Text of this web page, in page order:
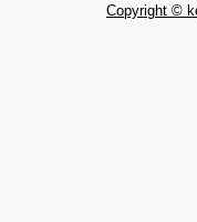
Copyright ©